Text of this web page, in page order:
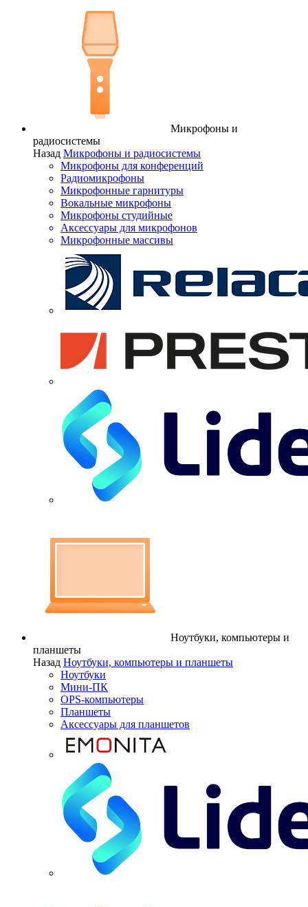
Микрофоны и
радиосистемы
Назад Микрофоны и радиосистемы
Микрофоны для конференций
Радиомикрофоны
Микрофонные гарнитуры
Вокальные микрофоны
Микрофоны студийные
Аксессуары для микрофонов
Микрофонные массивы
Ноутбуки, компьютеры и
планшеты
Назад Ноутбуки, компьютеры и планшеты
Ноутбуки
Мини-ПК
OPS-компьютеры
Планшеты
Аксессуары для планшетов